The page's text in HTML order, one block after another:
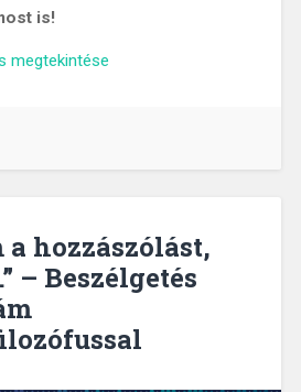
is!
megtekintése
a hozzászólást,
– Beszélgetés